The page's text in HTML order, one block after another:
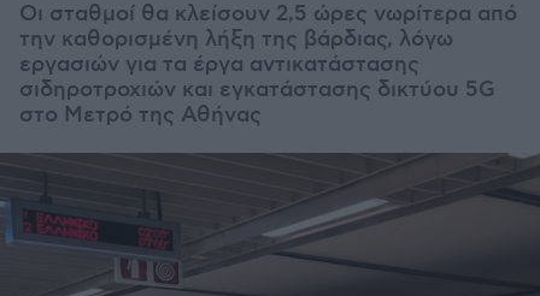
Οι σταθμοί θα κλείσουν 2,5 ώρες νωρίτερα από
την καθορισμένη λήξη της βάρδιας, λόγω
εργασιών για τα έργα αντικατάστασης
σιδηροτροχιών και εγκατάστασης δικτύου 5G
στο Μετρό της Αθήνας